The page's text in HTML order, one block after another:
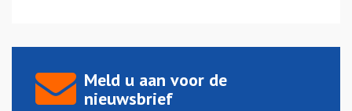
Meld u aan voor de
nieuwsbrief